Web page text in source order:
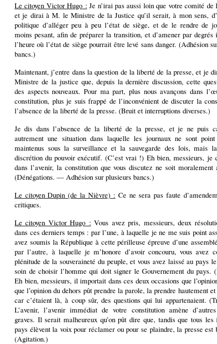
Le citoyen Victor Hugo : Je n’irai pas aussi loin que votre comité de
et je dirai à M. le Ministre de la Justice qu’il serait, à mon sens,
politique d’alléger peu à peu l’état de siège, et de le rendre de
moins pesant, afin de préparer la transition, et d’amener par degrés
l’heure où l’état de siège pourrait être levé sans danger. (Adhésion
bancs.)
Maintenant, j’entre dans la question de la liberté de la presse, et je
Ministre de la justice que, depuis la dernière discussion, cette
des aspects nouveaux. Pour ma part, plus nous avançons dans
constitution, plus je suis frappé de l’inconvénient de discuter la
l’absence de la liberté de la presse. (Bruit et interruptions diverses.)
Je dis dans l’absence de la liberté de la presse, et je ne puis
autrement une situation dans laquelle les journaux ne sont
maintenus sous la surveillance et la sauvegarde des lois, mais
discrétion du pouvoir exécutif. (C’est vrai !) Eh bien, messieurs, je
dans l’avenir, la constitution que vous discutez ne soit moralement
(Dénégations. — Adhésion sur plusieurs bancs.)
Le citoyen Dupin (de la Nièvre) : Ce ne sera pas faute
critiques.
Le citoyen Victor Hugo : Vous avez pris, messieurs, deux
dans ces derniers temps : par l’une, à laquelle je ne me suis point
avez soumis la République à cette périlleuse épreuve d’une
par l’autre, à laquelle je m’honore d’avoir concouru, vous avez
plénitude de la souveraineté du peuple, et vous avez laissé au pays
soin de choisir l’homme qui doit signer le Gouvernement du pays.
Eh bien, messieurs, il importait dans ces deux occasions que
que l’opinion du dehors pût prendre la parole, la prendre hautement
car c’étaient là, à coup sûr, des questions qui lui appartenaient.
L’avenir, l’avenir immédiat de votre constitution amène
graves. Il serait malheureux qu’on pût dire que, tandis que tous les
pays élèvent la voix pour réclamer ou pour se plaindre, la presse est
(Agitation.)